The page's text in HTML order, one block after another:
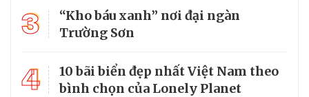
3
“Kho báu xanh” nơi đại ngàn
Trường Sơn
4
10 bãi biển đẹp nhất Việt Nam theo
bình chọn của Lonely Planet